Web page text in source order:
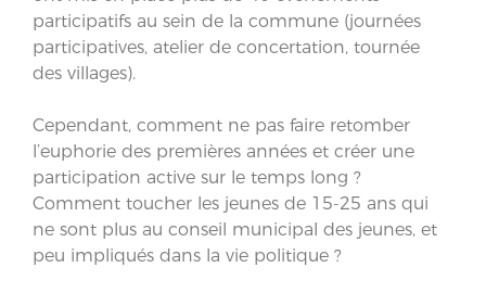
participatifs au sein de la commune (journées
participatives, atelier de concertation, tournée
des villages).
Cependant, comment ne pas faire retomber
l’euphorie des premières années et créer une
participation active sur le temps long ?
Comment toucher les jeunes de 15-25 ans qui
ne sont plus au conseil municipal des jeunes, et
peu impliqués dans la vie politique ?